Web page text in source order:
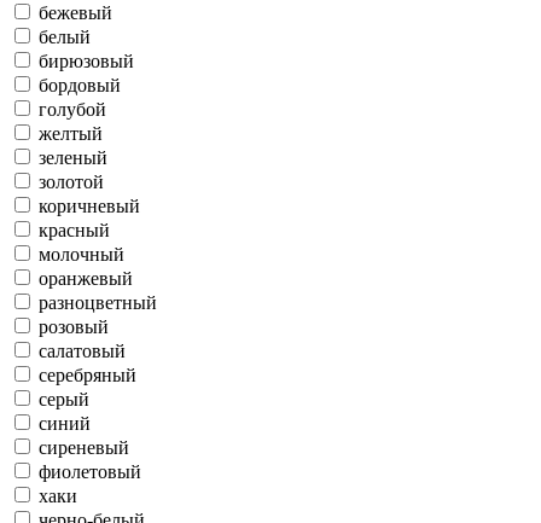
бежевый
белый
бирюзовый
бордовый
голубой
желтый
зеленый
золотой
коричневый
красный
молочный
оранжевый
разноцветный
розовый
салатовый
серебряный
серый
синий
сиреневый
фиолетовый
хаки